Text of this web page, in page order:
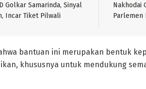
Golkar Samarinda, Sinyal
Incar Tiket Pilwali
Nakhodai
Parlemen
bantuan ini merupakan bentuk
khususnya untuk mendukung